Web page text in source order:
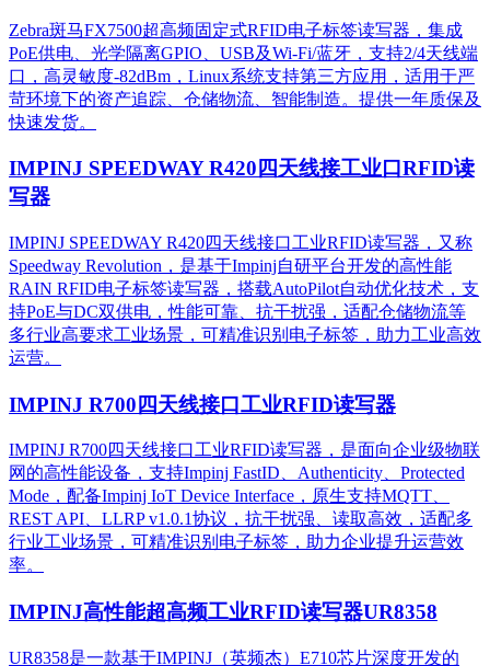
Zebra斑马FX7500超高频固定式RFID电子标签读写器，集成
PoE供电、光学隔离GPIO、USB及Wi-Fi/蓝牙，支持2/4天线端
口，高灵敏度-82dBm，Linux系统支持第三方应用，适用于严
苛环境下的资产追踪、仓储物流、智能制造。提供一年质保及
快速发货。
IMPINJ SPEEDWAY R420四天线接工业口RFID读
写器
IMPINJ SPEEDWAY R420四天线接口工业RFID读写器，又称
Speedway Revolution，是基于Impinj自研平台开发的高性能
RAIN RFID电子标签读写器，搭载AutoPilot自动优化技术，支
持PoE与DC双供电，性能可靠、抗干扰强，适配仓储物流等
多行业高要求工业场景，可精准识别电子标签，助力工业高效
运营。​
IMPINJ R700四天线接口工业RFID读写器
IMPINJ R700四天线接口工业RFID读写器，是面向企业级物联
网的高性能设备，支持Impinj FastID、Authenticity、Protected
Mode，配备Impinj IoT Device Interface，原生支持MQTT、
REST API、LLRP v1.0.1协议，抗干扰强、读取高效，适配多
行业工业场景，可精准识别电子标签，助力企业提升运营效
率。
IMPINJ高性能超高频工业RFID读写器UR8358
UR8358是一款基于IMPINJ（英频杰）E710芯片深度开发的